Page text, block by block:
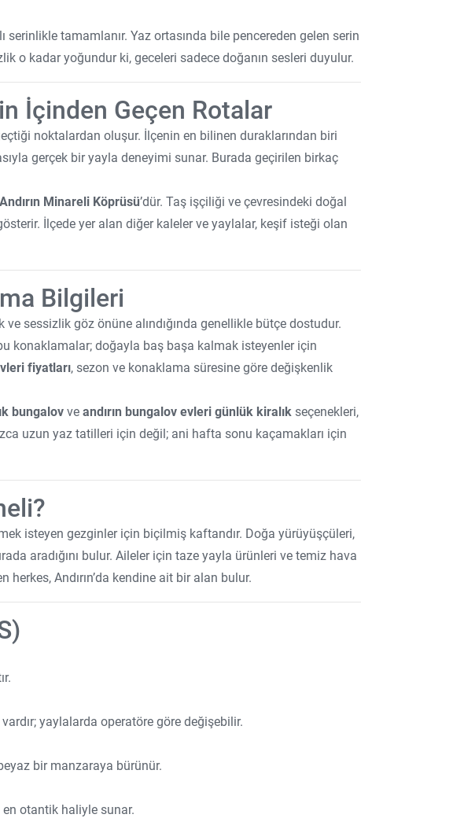
serinlikle tamamlanır. Yaz ortasında bile pencereden gelen serin
o kadar yoğundur ki, geceleri sadece doğanın sesleri duyulur.
İçinden Geçen Rotalar
noktalardan oluşur. İlçenin en bilinen duraklarından biri
gerçek bir yayla deneyimi sunar. Burada geçirilen birkaç
Andırın Minareli Köprüsü’dür. Taş işçiliği ve çevresindeki doğal
İlçede yer alan diğer kaleler ve yaylalar, keşif isteği olan
Bilgileri
sessizlik göz önüne alındığında genellikle bütçe dostudur.
konaklamalar; doğayla baş başa kalmak isteyenler için
fiyatları, sezon ve konaklama süresine göre değişkenlik
bungalov ve andırın bungalov evleri günlük kiralık seçenekleri,
uzun yaz tatilleri için değil; ani hafta sonu kaçamakları için
isteyen gezginler için biçilmiş kaftandır. Doğa yürüyüşçüleri,
aradığını bulur. Aileler için taze yayla ürünleri ve temiz hava
Andırın’da kendine ait bir alan bulur.
yaylalarda operatöre göre değişebilir.
bir manzaraya bürünür.
otantik haliyle sunar.